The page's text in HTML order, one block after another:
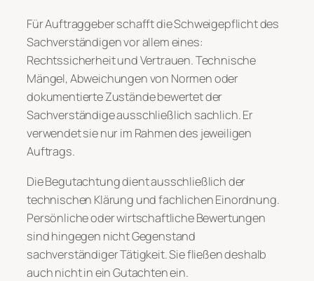
Für Auftraggeber schafft die Schweigepflicht des
Sachverständigen vor allem eines:
Rechtssicherheit und Vertrauen. Technische
Mängel, Abweichungen von Normen oder
dokumentierte Zustände bewertet der
Sachverständige ausschließlich sachlich. Er
verwendet sie nur im Rahmen des jeweiligen
Auftrags.
Die Begutachtung dient ausschließlich der
technischen Klärung und fachlichen Einordnung.
Persönliche oder wirtschaftliche Bewertungen
sind hingegen nicht Gegenstand
sachverständiger Tätigkeit. Sie fließen deshalb
auch nicht in ein Gutachten ein.